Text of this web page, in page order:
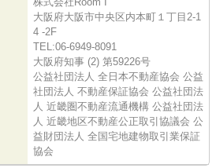
大阪府大阪市中央区内本町１丁目2-1
4 -2F
TEL:06-6949-8091
大阪府知事 (2) 第59226号
公益社団法人 全日本不動産協会 公益
社団法人 不動産保証協会 公益社団法
人 近畿圏不動産流通機構 公益社団法
人 近畿地区不動産公正取引協議会 公
益財団法人 全国宅地建物取引業保証
協会